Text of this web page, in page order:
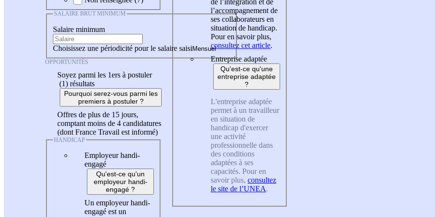
SALAIRE BRUT MINIMUM
Salaire minimum
Choisissez une périodicité pour le salaire saisi
OPPORTUNITÉS
Soyez parmi les 1ers à postuler
(1) résultats
Pourquoi serez-vous parmi les
premiers à postuler ?
Offres de plus de 15 jours,
comptant moins de 4 candidatures
(dont France Travail est informé)
HANDICAP
Employeur handi-
engagé
Qu'est-ce qu'un
employeur handi-
engagé ?
Un employeur handi-
engagé est un
l’accompagnement de
ses collaborateurs en
situation de handicap.
Pour en savoir plus,
consultez cet article.
Entreprise adaptée
Qu'est-ce qu'une
entreprise adaptée
?
L'entreprise adaptée
permet à un travailleur
en situation de
handicap d'exercer
une activité
professionnelle dans
des conditions
adaptées à ses
capacités. Pour en
savoir plus, consultez
le site de l’UNEA.